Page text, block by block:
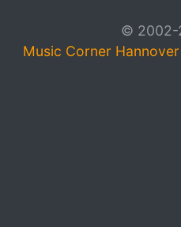
© 2002-
Music Corner Hannover